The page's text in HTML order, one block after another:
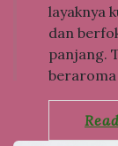
layaknya
dan
panjang.